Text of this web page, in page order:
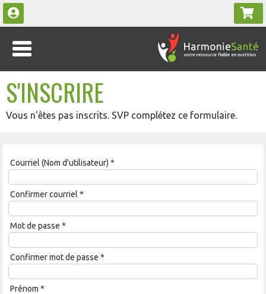
S'INSCRIRE
Vous n'êtes pas inscrits. SVP complétez ce formulaire.
Courriel (Nom d'utilisateur) *
Confirmer courriel *
Mot de passe *
Confirmer mot de passe *
Prénom *